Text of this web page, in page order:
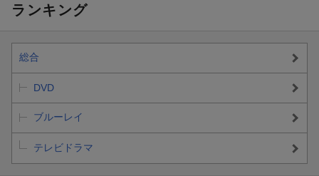
ランキング
総合
DVD
ブルーレイ
テレビドラマ